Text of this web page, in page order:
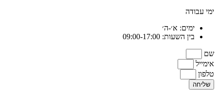
ימי עבודה
ימים: א׳-ה׳
בין השעות: 09:00-17:00
שם
אימייל
טלפון
שליחה